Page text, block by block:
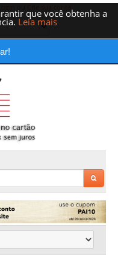
que você obtenha a
Leia mais